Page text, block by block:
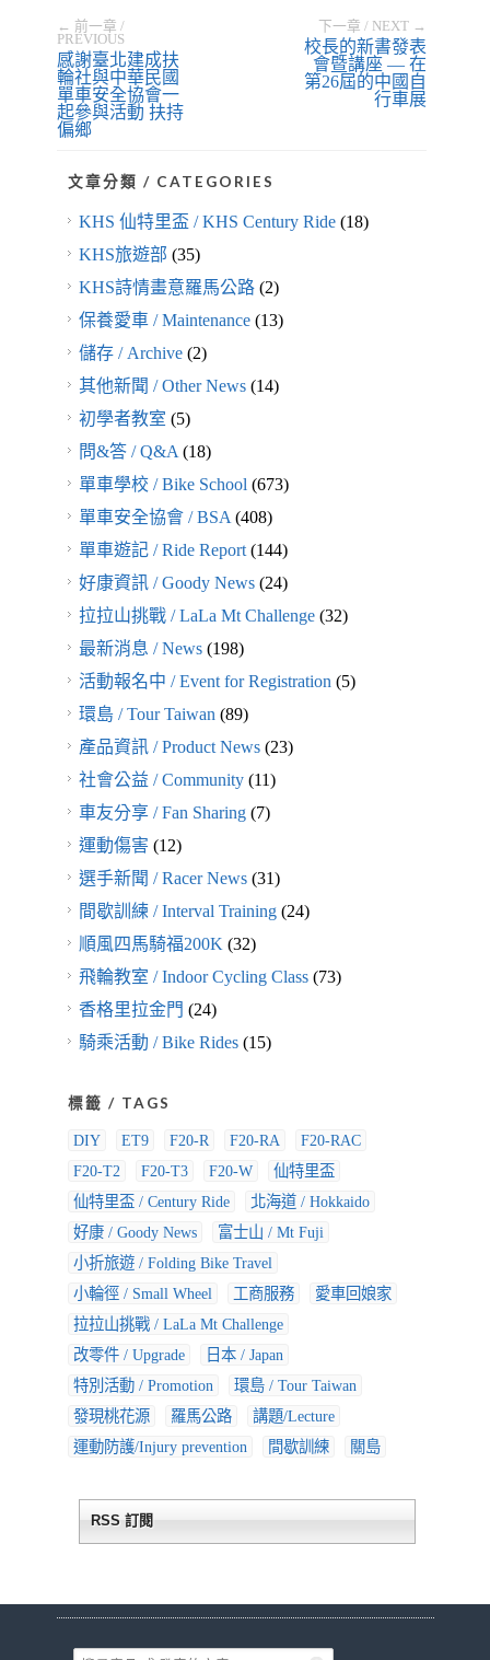
← 前一章 /
PREVIOUS
感謝臺北建成扶
輪社與中華民國
單車安全協會一
起參與活動 扶持
偏鄉
下一章 / NEXT →
校長的新書發表
會暨講座 — 在
第26屆的中國自
行車展
文章分類 / CATEGORIES
KHS 仙特里盃 / KHS Century Ride(18)
KHS旅遊部 (35)
KHS詩情畫意羅馬公路(2)
保養愛車 / Maintenance(13)
儲存 / Archive(2)
其他新聞 / Other News(14)
初學者教室 (5)
問&答 / Q&A(18)
單車學校 / Bike School(673)
單車安全協會 / BSA(408)
單車遊記 / Ride Report(144)
好康資訊 / Goody News(24)
拉拉山挑戰 / LaLa Mt Challenge(32)
最新消息 / News(198)
活動報名中 / Event for Registration(5)
環島 / Tour Taiwan(89)
產品資訊 / Product News(23)
社會公益 / Community(11)
車友分享 / Fan Sharing(7)
運動傷害(12)
選手新聞 / Racer News(31)
間歇訓練 / Interval Training(24)
順風四馬騎福200K(32)
飛輪教室 / Indoor Cycling Class(73)
香格里拉金門 (24)
騎乘活動 / Bike Rides(15)
標籤 / TAGS
DIY ET9 F20-R F20-RA
F20-RAC
F20-T2
F20-T3 F20-W
仙特里盃
仙特里盃 / Century Ride
北海道 / Hokkaido
好康 / Goody News
富士山 / Mt Fuji
小折旅遊 / Folding Bike Travel
小輪徑 / Small Wheel
工商服務
愛車回娘家
拉拉山挑戰 / LaLa Mt Challenge
改零件 / Upgrade
日本 / Japan
特別活動 / Promotion
環島 / Tour Taiwan
發現桃花源
羅馬公路
講題/Lecture
運動防護/Injury prevention
間歇訓練 關島
RSS 訂閱